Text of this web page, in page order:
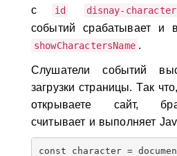
с
id disnay-character
событий срабатывает и
showCharactersName .
Слушатели событий
загрузки страницы. Так
открываете сайт,
считывает и выполняет
const character =